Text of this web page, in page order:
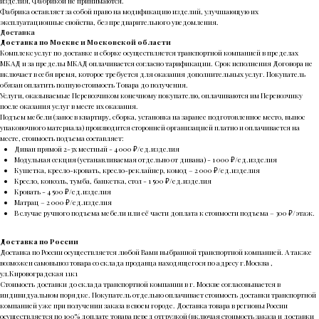
Фабрика оставляет за собой право на модификацию изделий, улучшающую их
эксплуатационные свойства, без предварительного уведомления.
Доставка
Доставка по Москве и Московской области
Комплекс услуг по доставке и сборке осуществляется транспортной компанией в пределах
МКАД и за пределы МКАД оплачивается согласно тарификации. Срок исполнения Договора не
включает в себя время, которое требуется для оказания дополнительных услуг. Покупатель
обязан оплатить полную стоимость Товара до получения.
Услуги, оказываемые Перевозчиком конечному покупателю, оплачиваются им Перевозчику
после оказания услуг в месте их оказания.
Подъем мебели (занос в квартиру, сборка, установка на заранее подготовленное место, вынос
упаковочного материала) производится сторонней организацией платно и оплачивается на
месте, стоимость подъема составляет:
Диван прямой 2-3х местный - 4 000 ₽/ед.изделия
Модульная секция (устанавливаемая отдельно от дивана) - 1 000 ₽/ед.изделия
Кушетка, кресло-кровать, кресло-реклайнер, комод – 2 000 ₽/ед.изделия
Кресло, консоль, тумба, банкетка, стол - 1 500 ₽/ед.изделия
Кровать - 4 500 ₽/ед.изделия
Матрац – 2 000 ₽/ед.изделия
В случае ручного подъема мебели или её части доплата к стоимости подъема – 300 ₽/этаж.
Доставка по России
Доставка по России осуществляется любой Вами выбранной транспортной компанией. А также
возможен самовывоз товара со склада продавца находящегося по адресу г.Москва ,
ул.Кировоградская 11к1
Стоимость доставки до склада транспортной компании в г. Москве согласовывается в
индивидуальном порядке. Покупатель отдельно оплачивает стоимость доставки транспортной
компанией уже при получении заказа в своем городе. Доставка товара в регионы России
осуществляется по 100% доплате товара перед отгрузкой (включая стоимость заказа и доставки